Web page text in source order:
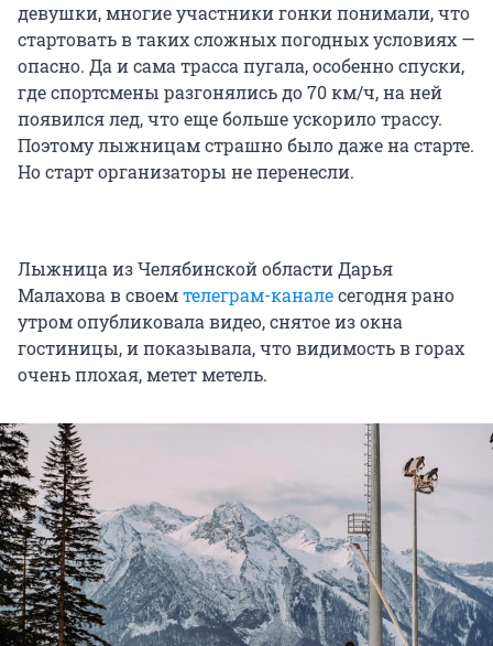
девушки, многие участники гонки понимали, что
стартовать в таких сложных погодных условиях —
опасно. Да и сама трасса пугала, особенно спуски,
где спортсмены разгонялись до 70 км/ч, на ней
появился лед, что еще больше ускорило трассу.
Поэтому лыжницам страшно было даже на старте.
Но старт организаторы не перенесли.
Лыжница из Челябинской области Дарья
Малахова в своемтелеграм-каналесегодня рано
утром опубликовала видео, снятое из окна
гостиницы, и показывала, что видимость в горах
очень плохая, метет метель.